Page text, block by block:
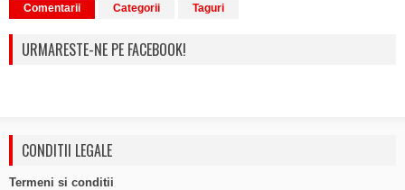
Comentarii Categorii Taguri
URMARESTE-NE PE FACEBOOK!
CONDITII LEGALE
Termeni si conditii